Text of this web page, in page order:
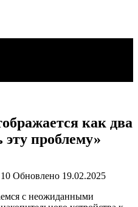
как два
проблему»
10 Обновлено 19.02.2025
с неожиданными